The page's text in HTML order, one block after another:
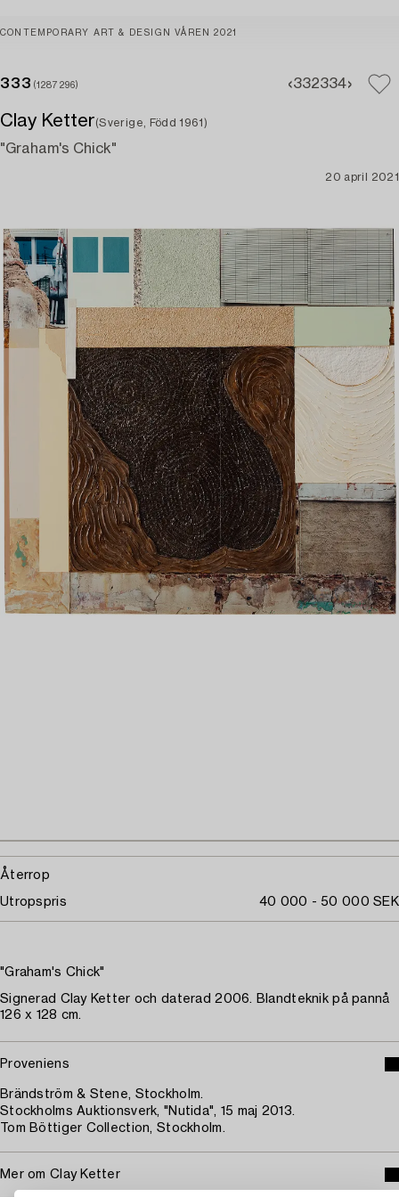
CONTEMPORARY ART & DESIGN VÅREN 2021
333 (1287296) 332334
Clay Ketter(Sverige, Född 1961)
"Graham's Chick"
20 april 2021
Återrop
Utropspris 40 000 - 50 000 SEK
"Graham's Chick"
Signerad Clay Ketter och daterad 2006. Blandteknik på pannå
126 x 128 cm.
Proveniens
Brändström & Stene, Stockholm.
Stockholms Auktionsverk, "Nutida", 15 maj 2013.
Tom Böttiger Collection, Stockholm.
Mer om Clay Ketter